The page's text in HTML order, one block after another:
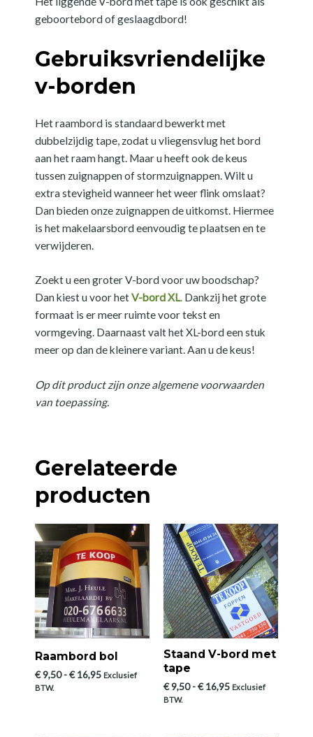
geboortebord of geslaagdbord!
Gebruiksvriendelijke
v-borden
Het raambord is standaard bewerkt met
dubbelzijdig tape, zodat u vliegensvlug het bord
aan het raam hangt. Maar u heeft ook de keus
tussen zuignappen of stormzuignappen. Wilt u
extra stevigheid wanneer het weer flink omslaat?
Dan bieden onze zuignappen de uitkomst. Hiermee
is het makelaarsbord eenvoudig te plaatsen en te
verwijderen.
Zoekt u een groter V-bord voor uw boodschap?
Dan kiest u voor hetV-bord XL. Dankzij het grote
formaat is er meer ruimte voor tekst en
vormgeving. Daarnaast valt het XL-bord een stuk
meer op dan de kleinere variant. Aan u de keus!
Op dit product zijn onze algemene voorwaarden
van toepassing.
Gerelateerde
producten
Raambord bol
€9,50 -€16,95Prijsklasse:
Exclusief
BTW.
Staand V-bord met
tape
€9,50 -€16,95Prijsklasse:
Exclusief
BTW.